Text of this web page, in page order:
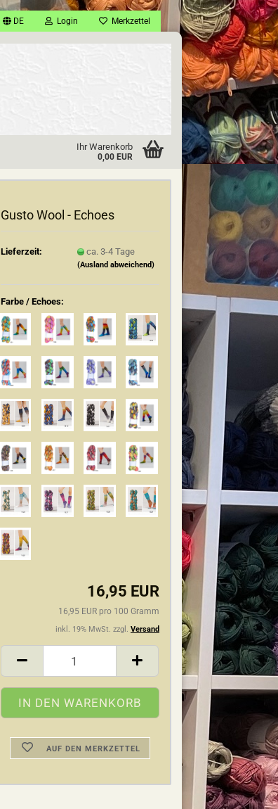
DE Login Merkzettel
Ihr Warenkorb
0,00 EUR
Gusto Wool - Echoes
Lieferzeit: ca. 3-4 Tage
(Ausland abweichend)
Farbe / Echoes:
16,95 EUR
16,95 EUR pro 100 Gramm
inkl. 19% MwSt. zzgl. Versand
AUF DEN MERKZETTEL